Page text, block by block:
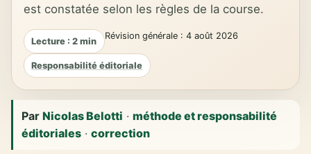
est constatée selon les règles de la course.
Lecture : 2 min Révision générale : 4 août 2026
Responsabilité éditoriale
ParNicolas Belotti ·méthode et responsabilité
éditoriales ·correction